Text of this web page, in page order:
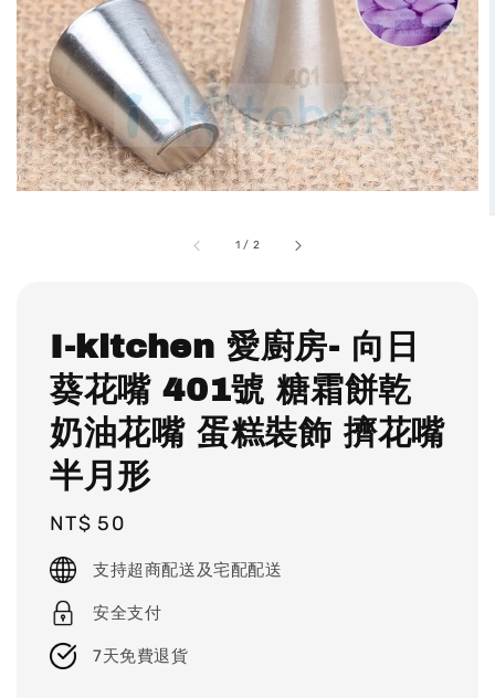
1 / 2
I-kitchen 愛廚房- 向日
葵花嘴 401號 糖霜餅乾
奶油花嘴 蛋糕裝飾 擠花嘴
半月形
Regular
price
NT$ 50
支持超商配送及宅配配送
安全支付
7天免費退貨